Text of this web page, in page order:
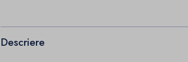
Descriere